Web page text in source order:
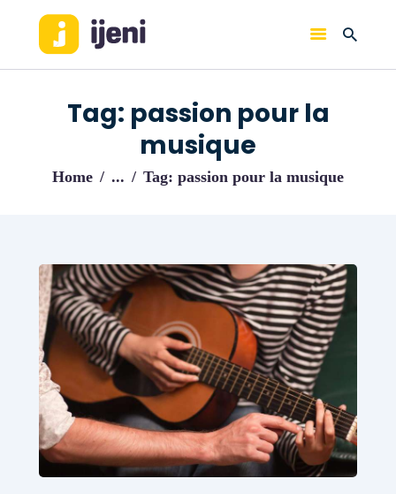
Tag: passion pour la
musique
Home ... Tag: passion pour la musique
ACCUEIL